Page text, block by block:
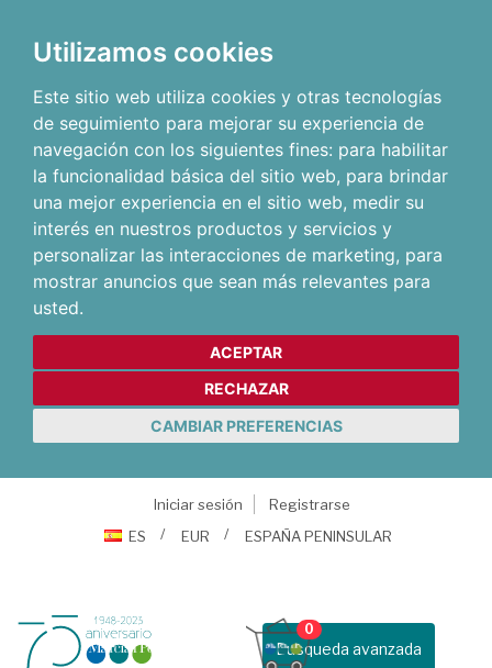
Utilizamos cookies
Este sitio web utiliza cookies y otras tecnologías
de seguimiento para mejorar su experiencia de
navegación con los siguientes fines: para habilitar
la funcionalidad básica del sitio web, para brindar
una mejor experiencia en el sitio web, medir su
interés en nuestros productos y servicios y
personalizar las interacciones de marketing, para
mostrar anuncios que sean más relevantes para
usted.
ACEPTAR
RECHAZAR
CAMBIAR PREFERENCIAS
Iniciar sesión
Registrarse
ES
EUR ESPAÑA PENINSULAR
Busqueda avanzada
0